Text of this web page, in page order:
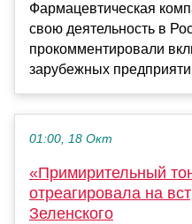
Фармацевтическая
свою деятельность в
прокомментировали
зарубежных
01:00, 18 Окт
«Примирительный
отреагировала на
Зеленского